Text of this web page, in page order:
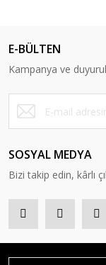
E-BÜLTEN
Kampanya ve
SOSYAL MEDYA
Bizi takip edin, kârlı